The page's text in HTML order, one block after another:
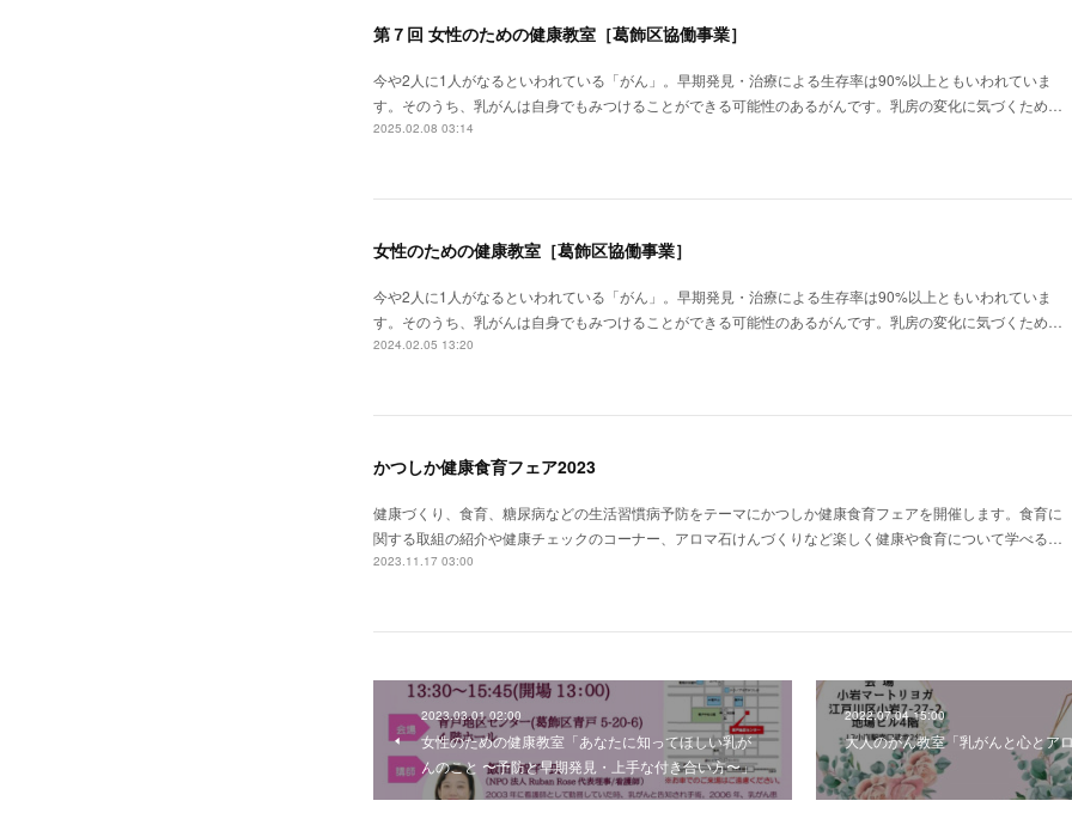
第７回 女性のための健康教室［葛飾区協働事業］
今や2人に1人がなるといわれている「がん」。早期発見・治療による生存率は90%以上ともいわれていま
す。そのうち、乳がんは自身でもみつけることができる可能性のあるがんです。乳房の変化に気づくため…
2025.02.08 03:14
女性のための健康教室［葛飾区協働事業］
今や2人に1人がなるといわれている「がん」。早期発見・治療による生存率は90%以上ともいわれていま
す。そのうち、乳がんは自身でもみつけることができる可能性のあるがんです。乳房の変化に気づくため…
2024.02.05 13:20
かつしか健康食育フェア2023
健康づくり、食育、糖尿病などの生活習慣病予防をテーマにかつしか健康食育フェアを開催します。食育に
関する取組の紹介や健康チェックのコーナー、アロマ石けんづくりなど楽しく健康や食育について学べる…
2023.11.17 03:00
2023.03.01 02:00
女性のための健康教室「あなたに知ってほしい乳が
んのこと 〜予防と早期発見・上手な付き合い方〜」
2022.07.04 15:00
大人のがん教室「乳がんと心とア